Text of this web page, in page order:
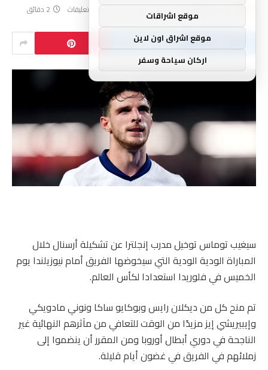
يونيو 4, 2026 لا توجد تعليقات 2 دقائق
سيغيب توماس توخيل مدرب إنجلترا عن تشكيلة أرسنال خلال
المباراة الودية الودية التي سيخوضها الفريق أمام نيوزيلندا يوم
الخميس في فلوريدا استعدادا لكأس العالم.
تم منح كل من ديكلان رايس وبوكايو ساكا ونوني مادويكي
وإيبيريشي إيز مزيدًا من الوقت للتعافي من مآثرهم النهائية غير
الناجحة في دوري أبطال أوروبا ومن المقرر أن ينضموا إلى
زملائهم في الفريق في غضون أيام قليلة.
موقع اشراقات
موقع اشراق اون لاين
اركان سياحة وسفر